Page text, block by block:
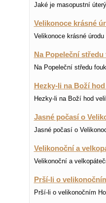
Jaké je masopustní
Velikonoce krásné
Velikonoce krásné
Na Popeleční
Na Popeleční středu
Hezky-li na Boží
Hezky-li na Boží hod
Jasné počasí o
Jasné počasí o
Velikonoční a
Velikonoční a
Prší-li o
Prší-li o velikonočním